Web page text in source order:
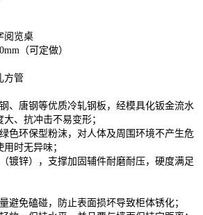
览桌
（可定做）
管
唐钢等优质冷轧钢板，经模具化钣金流水
、抗冲击不易变形；
环保型粉沫，对人体及周围环境不产生危
时无异味；
锌），支撑加固辅件耐磨耐压，硬度满足
免磕碰，防止表面损坏导致柜体锈化；